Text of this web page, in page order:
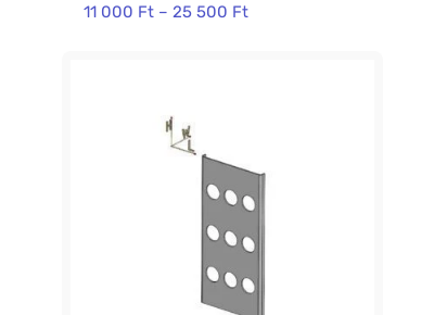
11 000 Ft – 25 500 Ft